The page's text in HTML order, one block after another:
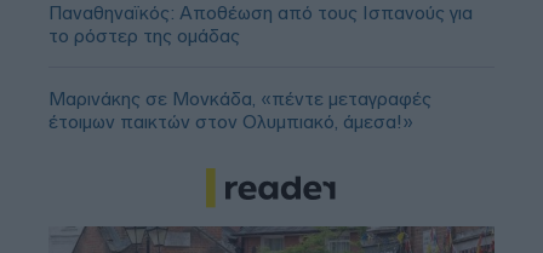
Παναθηναϊκός: Αποθέωση από τους Ισπανούς για
το ρόστερ της ομάδας
Μαρινάκης σε Μονκάδα, «πέντε μεταγραφές
έτοιμων παικτών στον Ολυμπιακό, άμεσα!»